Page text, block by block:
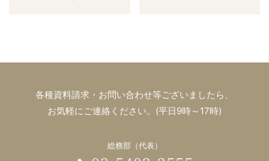
各種資料請求・お問い合わせ等ございましたら、
お気軽にご連絡ください。(平日9時～17時)
総務部（代表）